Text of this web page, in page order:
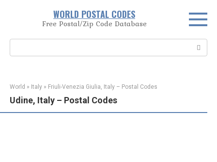
WORLD POSTAL CODES
Free Postal/Zip Code Database
World » Italy » Friuli-Venezia Giulia, Italy – Postal Codes
Udine, Italy – Postal Codes